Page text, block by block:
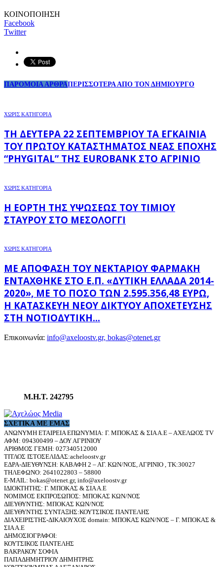
ΚΟΙΝΟΠΟΙΗΣΗ
Facebook
Twitter
ΠΑΡΟΜΟΙΑ ΑΡΘΡΑΠΕΡΙΣΣΟΤΕΡΑ ΑΠΟ ΤΟΝ ΔΗΜΙΟΥΡΓΟ
ΧΩΡΊΣ ΚΑΤΗΓΟΡΊΑ
ΤΗ ΔΕΥΤΈΡΑ 22 ΣΕΠΤΕΜΒΡΊΟΥ ΤΑ ΕΓΚΑΊΝΙΑ
ΤΟΥ ΠΡΏΤΟΥ ΚΑΤΑΣΤΉΜΑΤΟΣ ΝΈΑΣ ΕΠΟΧΉΣ
“PHYGITAL” ΤΗΣ EUROBANK ΣΤΟ ΑΓΡΊΝΙΟ
ΧΩΡΊΣ ΚΑΤΗΓΟΡΊΑ
Η ΕΟΡΤΉ ΤΗΣ ΥΨΏΣΕΩΣ ΤΟΥ ΤΙΜΊΟΥ
ΣΤΑΥΡΟΎ ΣΤΟ ΜΕΣΟΛΌΓΓΙ
ΧΩΡΊΣ ΚΑΤΗΓΟΡΊΑ
ΜΕ ΑΠΌΦΑΣΗ ΤΟΥ ΝΕΚΤΆΡΙΟΥ ΦΑΡΜΆΚΗ
ΕΝΤΆΧΘΗΚΕ ΣΤΟ Ε.Π. «ΔΥΤΙΚΉ ΕΛΛΆΔΑ 2014-
2020», ΜΕ ΤΟ ΠΟΣΌ ΤΩΝ 2.595.356,48 ΕΥΡΏ,
Η ΚΑΤΑΣΚΕΥΉ ΝΈΟΥ ΔΙΚΤΎΟΥ ΑΠΟΧΈΤΕΥΣΗΣ
ΣΤΗ ΝΟΤΙΟΔΥΤΙΚΉ...
Επικοινωνία: info@axeloostv.gr, bokas@otenet.gr
Μ.Η.Τ. 242795
ΣΧΕΤΙΚΆ ΜΕ ΕΜΆΣ
ΑΝΩΝΥΜΗ ΕΤΑΙΡΕΙΑ ΕΠΩΝΥΜΙΑ: Γ. ΜΠΟΚΑΣ & ΣΙΑ Α.Ε – ΑΧΕΛΩΟΣ TV
ΑΦΜ: 094300499 – ΔΟΥ ΑΓΡΙΝΙΟΥ
ΑΡΙΘΜΟΣ ΓΕΜΗ: 027340512000
ΤΙΤΛΟΣ ΙΣΤΟΣΕΛΙΔΑΣ:acheloostv.gr
ΕΔΡΑ-ΔΙΕΥΘΥΝΣΗ: ΚΑΒΑΦΗ 2 – ΑΓ. ΚΩΝ/ΝΟΣ, ΑΓΡΙΝΙΟ , ΤΚ:30027
ΤΗΛΕΦΩΝΟ: 2641022803 – 58800
E-MAIL: bokas@otenet.gr, info@axeloostv.gr
ΙΔΙΟΚΤΗΤΗΣ: Γ. ΜΠΟΚΑΣ & ΣΙΑ Α.Ε
ΝΟΜΙΜΟΣ ΕΚΠΡΟΣΩΠΟΣ: ΜΠΟΚΑΣ ΚΩΝ/ΝΟΣ
ΔΙΕΥΘΥΝΤΗΣ: ΜΠΟΚΑΣ ΚΩΝ/ΝΟΣ
ΔΙΕΥΘΥΝΤΗΣ ΣΥΝΤΑΞΗΣ:ΚΟΥΤΣΙΚΟΣ ΠΑΝΤΕΛΗΣ
ΔΙΑΧΕΙΡΙΣΤΗΣ-ΔΙΚΑΙΟΥΧΟΣ domain: ΜΠΟΚΑΣ ΚΩΝ/ΝΟΣ – Γ. ΜΠΟΚΑΣ &
ΣΙΑ Α.Ε
ΔΗΜΟΣΙΟΓΡΑΦΟΙ:
ΚΟΥΤΣΙΚΟΣ ΠΑΝΤΕΛΗΣ
ΒΑΚΡΑΚΟΥ ΣΟΦΙΑ
ΠΑΠΑΔΗΜΗΤΡΙΟΥ ΔΗΜΗΤΡΗΣ